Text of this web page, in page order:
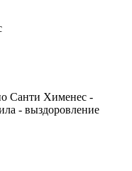
Санти Хименес -
- выздоровление